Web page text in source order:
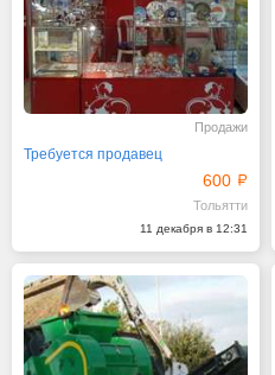
Продажи
Требуется продавец
600
Тольятти
11 декабря в 12:31